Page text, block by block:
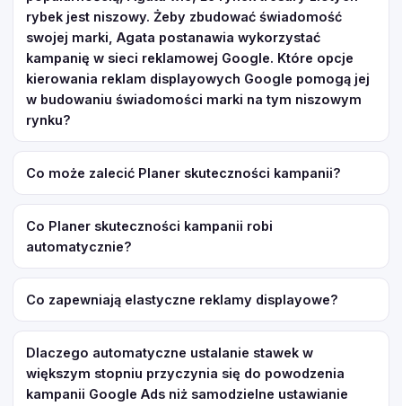
rybek jest niszowy. Żeby zbudować świadomość
swojej marki, Agata postanawia wykorzystać
kampanię w sieci reklamowej Google. Które opcje
kierowania reklam displayowych Google pomogą jej
w budowaniu świadomości marki na tym niszowym
rynku?
Co może zalecić Planer skuteczności kampanii?
Co Planer skuteczności kampanii robi
automatycznie?
Co zapewniają elastyczne reklamy displayowe?
Dlaczego automatyczne ustalanie stawek w
większym stopniu przyczynia się do powodzenia
kampanii Google Ads niż samodzielne ustawianie